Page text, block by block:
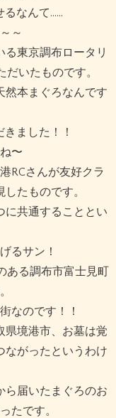
るなんて……
～
る東京調布ロータリ
いたものです。
然本まぐろなんです
ました！！
〜
RCさんが友好クラ
たものです。
に共通することとい
るサン！
ある調布市富士見町
なのです！！
県境港市、お墓は覚
ながったというわけ
ら届いたまぐろのお
たです。